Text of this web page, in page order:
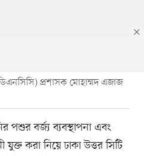
প্রশাসক মোহাম্মদ এজাজ
বর্জ্য ব্যবস্থাপনা এবং
যুক্ত করা নিয়ে ঢাকা উত্তর সিটি